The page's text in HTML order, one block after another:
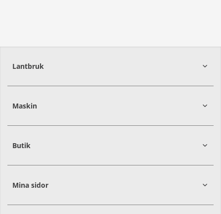
Lantbruk
39239
Maskin
27430
Butik
Mina sidor